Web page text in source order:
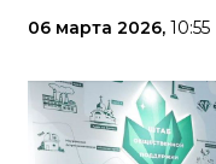
06 марта 2026, 10:55